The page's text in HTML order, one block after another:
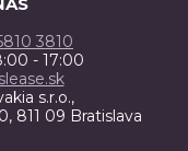
3810
- 17:00
s.r.o.,
811 09 Bratislava